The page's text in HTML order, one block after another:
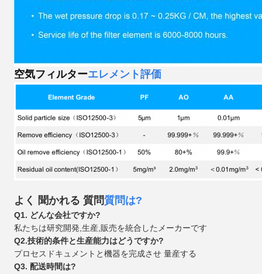
空気フィルターエレメント評価
よく 聞かれる 質問質問は?
Q1. どんな会社ですか?
私たちは研究開発,生産,販売を統合したメーカーです
Q2.技術的条件と生産能力はどうですか?
プロセスドキュメントと機器を完成させ 量産する
Q3. 配送時間は?